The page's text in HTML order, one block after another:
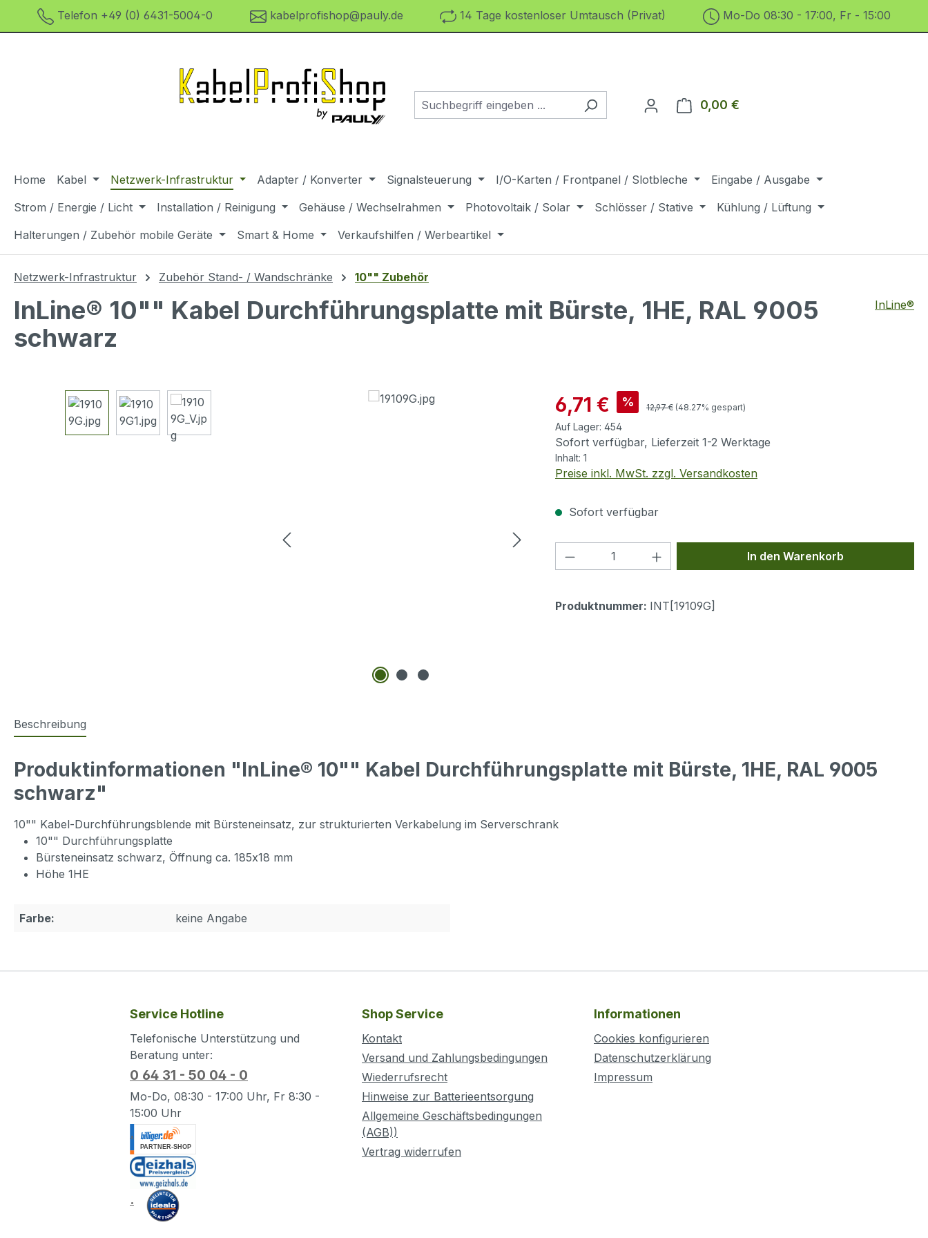
Hauptinhalt springen
Zur Suche springen
Zur Hauptnavigation springen
Telefon +49 (0) 6431-5004-0 kabelprofishop@pauly.de 14 Tage kostenloser Umtausch (Privat) Mo-Do 08:30 - 17:00, Fr - 15:00
0,00 €
Home Kabel Netzwerk-Infrastruktur Adapter / Konverter Signalsteuerung I/O-Karten / Frontpanel / Slotbleche
Eingabe / Ausgabe
Strom / Energie / Licht
Installation / Reinigung Gehäuse / Wechselrahmen Photovoltaik / Solar Schlösser / Stative
Kühlung / Lüftung
Halterungen / Zubehör mobile Geräte
Smart & Home Verkaufshilfen / Werbeartikel
Netzwerk-Infrastruktur Zubehör Stand- / Wandschränke 10"" Zubehör
InLine® 10"" Kabel Durchführungsplatte mit Bürste, 1HE, RAL 9005
schwarz
InLine®
Bildergalerie überspringen Verkaufspreis:
6,71 € % Regulärer Preis:
12,97 € (48.27% gespart)
Auf Lager: 454
Sofort verfügbar, Lieferzeit 1-2 Werktage
Inhalt: 1
Preise inkl. MwSt. zzgl. Versandkosten
Sofort verfügbar
Produkt Anzahl: Gib den gewünschten Wert
In den Warenkorb
Produktnummer: INT[19109G]
Beschreibung
Produktinformationen "InLine® 10"" Kabel Durchführungsplatte mit Bürste, 1HE, RAL 9005
schwarz"
10"" Kabel-Durchführungsblende mit Bürsteneinsatz, zur strukturierten Verkabelung im Serverschrank
10"" Durchführungsplatte
Bürsteneinsatz schwarz, Öffnung ca. 185x18 mm
Höhe 1HE
Farbe: keine Angabe
Service Hotline
Telefonische Unterstützung und
Beratung unter:
0 64 31 - 50 04 - 0
Mo-Do, 08:30 - 17:00 Uhr, Fr 8:30 -
15:00 Uhr
.
.
Shop Service
Kontakt
Versand und Zahlungsbedingungen
Wiederrufsrecht
Hinweise zur Batterieentsorgung
Allgemeine Geschäftsbedingungen
(AGB))
Vertrag widerrufen
Informationen
Cookies konfigurieren
Datenschutzerklärung
Impressum